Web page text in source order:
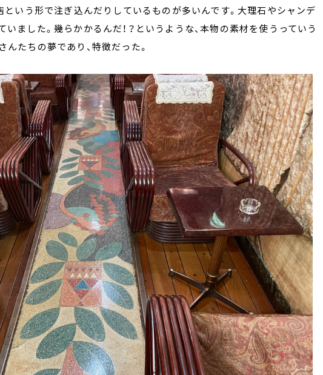
店という形で注ぎ込んだりしているものが多いんです。大理石やシャンデ
いました。幾らかかるんだ！？というような、本物の素材を使うっていう
たちの夢であり、特徴だった。